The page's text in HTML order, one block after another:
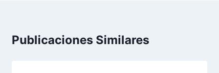
Publicaciones Similares